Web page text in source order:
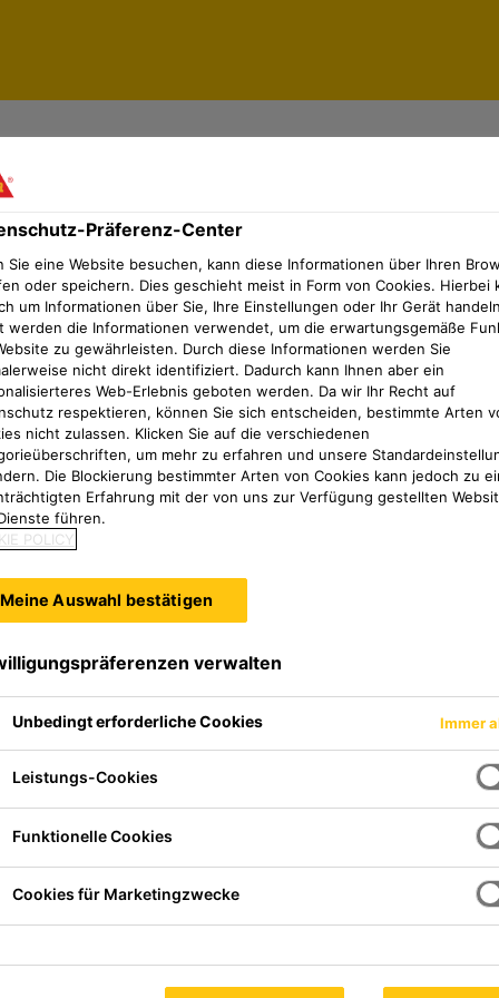
wenigen Stunden
– Festigkeit nach wenigen Stunden
im Trockenmörtel führt
und
Boden- oder
der dort eingesetzten
P bietet Sika einen
zementgebundene
die Frühfestigkeit auch
Präferenz-Center
Sie eine Website besuchen, kann diese Informationen über Ihren
oder speichern. Dies geschieht meist in Form von Cookies. Hierbei
um Informationen über Sie, Ihre Einstellungen oder Ihr Gerät
werden die Informationen verwendet, um die erwartungsgemäße
zu gewährleisten. Durch diese Informationen werden Sie
nicht direkt identifiziert. Dadurch kann Ihnen aber ein
Web-Erlebnis geboten werden. Da wir Ihr Recht auf
respektieren, können Sie sich entscheiden, bestimmte Arten
nicht zulassen. Klicken Sie auf die verschiedenen
um mehr zu erfahren und unsere
Die Blockierung bestimmter Arten von Cookies kann jedoch zu
Erfahrung mit der von uns zur Verfügung gestellten
führen.
POLICY
Meine Auswahl bestätigen
verwalten
Unbedingt erforderliche Cookies Immer
Leistungs-Cookies
Funktionelle Cookies
Cookies für Marketingzwecke